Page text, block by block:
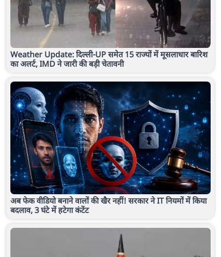
Weather Update: दिल्ली-UP समेत 15 राज्यों में मूसलाधार बारिश
का अलर्ट, IMD ने जारी की बड़ी चेतावनी
अब फेक वीडियो बनाने वालों की खैर नहीं! सरकार ने IT नियमों में किया
बदलाव, 3 घंटे में हटेगा कंटेंट